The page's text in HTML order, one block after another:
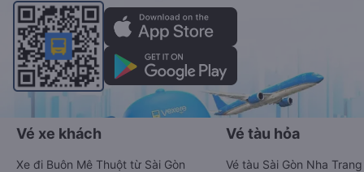
Vé xe khách
Xe đi Buôn Mê Thuột từ Sài Gòn
Vé tàu hỏa
Vé tàu Sài Gòn Nha Trang